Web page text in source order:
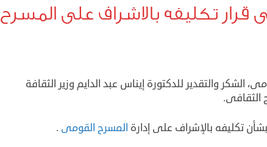
تكليفه بالاشراف على المسرح
والتقدير للدكتورة إيناس عبد الدايم وزير الثقافة
الثقافى.
تكليفه بالإشراف على إدارة المسرح القومى .